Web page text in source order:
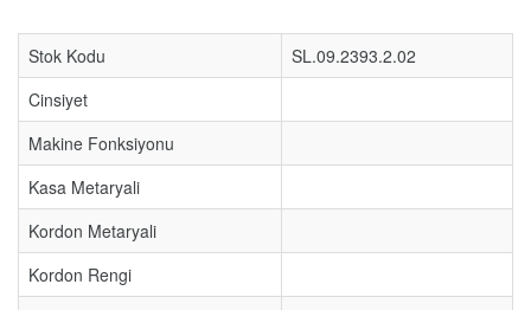
Stok Kodu
SL.09.2393.2.02
Cinsiyet
Makine Fonksiyonu
Kasa Metaryali
Kordon Metaryali
Kordon Rengi